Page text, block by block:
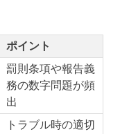
ポイント
罰則条項や報告義
務の数字問題が頻
出
トラブル時の適切